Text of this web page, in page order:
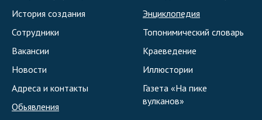
История создания
Сотрудники
Вакансии
Новости
Адреса и контакты
Обьявления
Энциклопедия
Топонимический словарь
Краеведение
Иллюстории
Газета «На пике
вулканов»